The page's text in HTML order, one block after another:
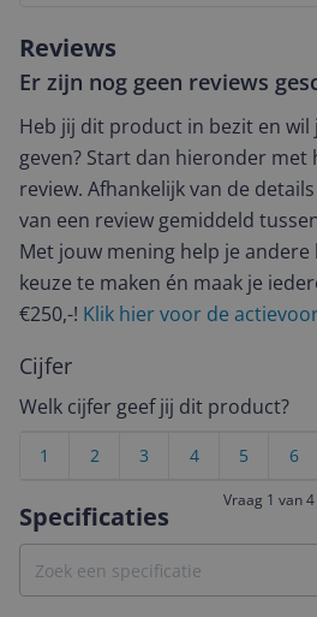
Specificaties
Reviews
Er zijn nog geen reviews
Heb jij dit product in bezit en wil
geven? Start dan hieronder met
review. Afhankelijk van de
van een review gemiddeld
Met jouw mening help je
keuze te maken én maak je
€250,-! Klik hier voor de
Cijfer
Welk cijfer geef jij dit product?
6
5
4
3
2
1
Vraag 1 van 4